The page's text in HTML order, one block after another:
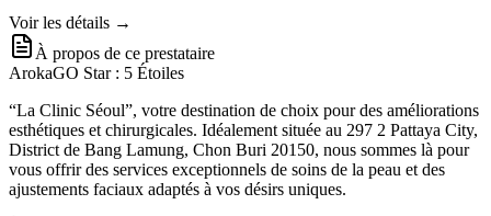
Voir les détails →
À propos de ce prestataire
ArokaGO Star : 5 Étoiles
“La Clinic Séoul”, votre destination de choix pour des améliorations
esthétiques et chirurgicales. Idéalement située au 297 2 Pattaya City,
District de Bang Lamung, Chon Buri 20150, nous sommes là pour
vous offrir des services exceptionnels de soins de la peau et des
ajustements faciaux adaptés à vos désirs uniques.